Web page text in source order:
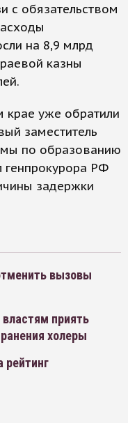
с обязательством
на 8,9 млрд
казны
крае уже обратили
заместитель
по образованию
генпрокурора РФ
задержки
вызовы
приять
холеры
рейтинг